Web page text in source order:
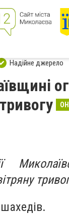
Надійне джерело